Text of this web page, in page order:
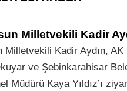
Milletvekili Kadir
Milletvekili Kadir Aydın,
ve Şebinkarahisar
Müdürü Kaya Yıldız’ı